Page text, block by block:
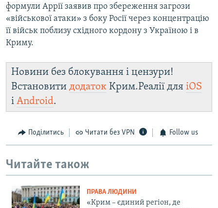
формули Аррії заявив про збереження загрози
«військової атаки» з боку Росії через концентрацію
її військ поблизу східного кордону з Україною і в
Криму.
Новини без блокування і цензури!
Встановити додаток Крим.Реалії для iOS
і Android.
Поділитись Читати без VPN Follow us
Читайте також
ПРАВА ЛЮДИНИ
«Крим – єдиний регіон, де